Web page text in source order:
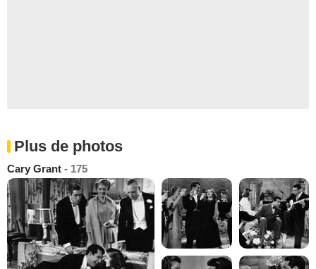
Plus de photos
Cary Grant - 175